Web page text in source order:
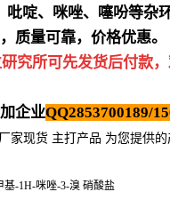
吡啶、咪唑、噻吩等杂
质量可靠，价格优惠。
究所可先发货后付款
企业QQ2853700189/
厂家现货 主打产品 为您提供的
基-1H-咪唑-3-溴 硝酸盐